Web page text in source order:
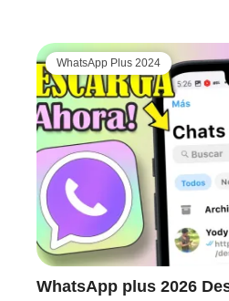
WhatsApp Plus 2024
WhatsApp plus 2026